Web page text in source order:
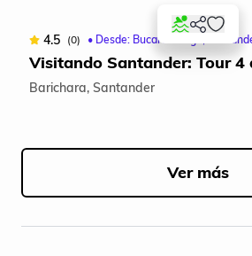
4.5 (0) • Desde: Bucaramanga,
Visitando Santander: Tour 4
Barichara, Santander
1
5
Ver más